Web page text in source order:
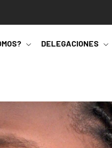
DELEGACIONES